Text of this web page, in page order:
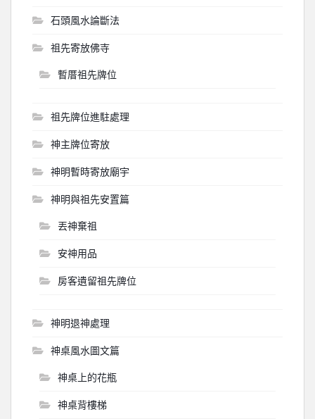
石頭風水論斷法
祖先寄放佛寺
暫厝祖先牌位
祖先牌位進駐處理
神主牌位寄放
神明暫時寄放廟宇
神明與祖先安置篇
丟神棄祖
安神用品
房客遺留祖先牌位
神明退神處理
神桌風水圖文篇
神桌上的花瓶
神桌背樓梯